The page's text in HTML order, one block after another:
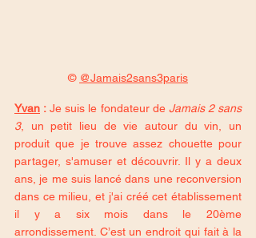
© @Jamais2sans3paris
Yvan : Je suis le fondateur de Jamais 2 sans
3, un petit lieu de vie autour du vin, un
produit que je trouve assez chouette pour
partager, s'amuser et découvrir. Il y a deux
ans, je me suis lancé dans une reconversion
dans ce milieu, et j'ai créé cet établissement
il y a six mois dans le 20ème
arrondissement. C’est un endroit qui fait à la